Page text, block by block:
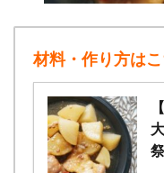
材料・作り方は